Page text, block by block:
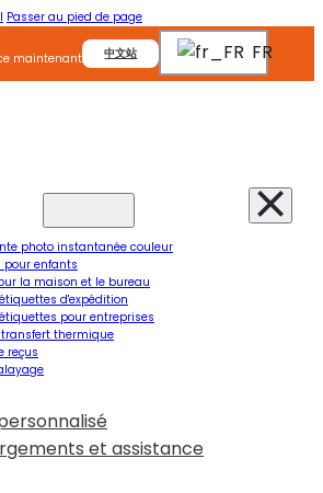
Passer au pied de page
maintenant 中文站 FR
photo instantanée couleur
enfants
la maison et le bureau
d'expédition
pour entreprises
thermique
reçus
et assistance